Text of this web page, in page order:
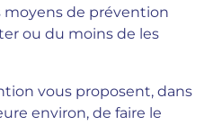
moyens de prévention
ou du moins de les
vous proposent, dans
environ, de faire le